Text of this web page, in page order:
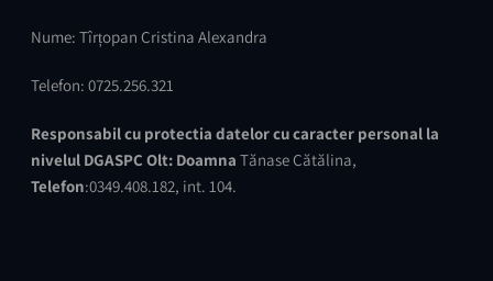
Nume: Tîrțopan Cristina Alexandra
Telefon: 0725.256.321
Responsabil cu protectia datelor cu caracter personal la
nivelul DGASPC Olt: Doamna Tănase Cătălina,
Telefon:0349.408.182, int. 104.